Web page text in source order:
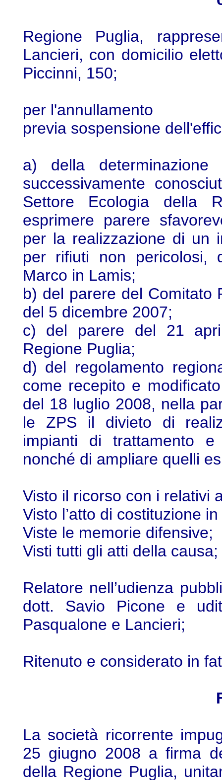
Regione Puglia,
Lancieri, con domicilio
Piccinni, 150;
per l'annullamento
previa sospensione
a) della
successivamente
Settore Ecologia della
esprimere parere
per la realizzazione di un
per rifiuti non pericolosi,
Marco in Lamis;
b) del parere del Comitato
del 5 dicembre 2007;
c) del parere del 21
Regione Puglia;
d) del regolamento
come recepito e
del 18 luglio 2008, nella
le ZPS il divieto di
impianti di trattamento
nonché di ampliare quelli
Visto il ricorso con i relativi
Visto l’atto di costituzione
Viste le memorie difensive;
Visti tutti gli atti della causa;
Relatore nell’udienza
dott. Savio Picone e
Pasqualone e Lancieri;
Ritenuto e considerato in
La società ricorrente
25 giugno 2008 a firma
della Regione Puglia,